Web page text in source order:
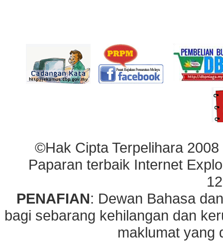
©Hak Cipta Terpelihara
Paparan terbaik Internet
PENAFIAN: Dewan Bahasa
bagi sebarang kehilangan dan
maklumat yang